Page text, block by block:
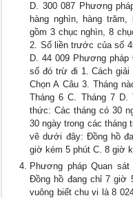
D. 300 087 Phương
hàng nghìn, hàng
gồm 3 chục nghìn, 8
2. Số liền trước của số
D. 44 009 Phương
số đó trừ đi 1. Cách
Chọn A Câu 3. Tháng
Tháng 6 C. Tháng 7 D.
thức: Các tháng có 30
30 ngày trong các tháng
vẽ dưới đây: Đồng hồ
giờ kém 5 phút C. 8 giờ
Phương pháp Quan
Đồng hồ đang chỉ 7 giờ
vuông biết chu vi là 8